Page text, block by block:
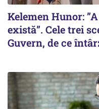
Kelemen Hunor:
există”. Cele trei
Guvern, de ce